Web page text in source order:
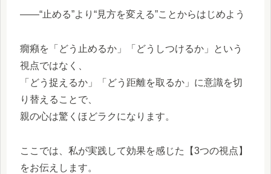
――“止める”より“見方を変える”ことからはじめよう
癇癪を「どう止めるか」「どうしつけるか」という
視点ではなく、
「どう捉えるか」「どう距離を取るか」に意識を切
り替えることで、
親の心は驚くほどラクになります。
ここでは、私が実践して効果を感じた【3つの視点】
をお伝えします。